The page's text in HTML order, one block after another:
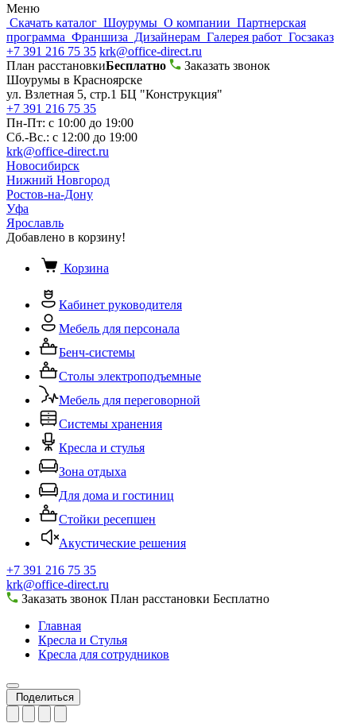
Меню
Скачать каталог Шоурумы О компании Партнерская
программа Франшиза Дизайнерам Галерея работ Госзаказ
+7 391 216 75 35 krk@office-direct.ru
План расстановкиБесплатно
Заказать звонок
Шоурумы в Красноярске
ул. Взлетная 5, стр.1 БЦ "Конструкция"
+7 391 216 75 35
Пн-Пт: с 10:00 до 19:00
Сб.-Вс.: с 12:00 до 19:00
krk@office-direct.ru
Новосибирск
Нижний Новгород
Ростов-на-Дону
Уфа
Ярославль
Добавлено в корзину!
Корзина
Кабинет руководителя
Мебель для персонала
Бенч-системы
Столы электроподъемные
Мебель для переговорной
Системы хранения
Кресла и стулья
Зона отдыха
Для дома и гостиниц
Стойки ресепшен
Акустические решения
+7 391 216 75 35
krk@office-direct.ru
Заказать звонок План расстановки Бесплатно
Главная
Кресла и Стулья
Кресла для сотрудников
Поделиться